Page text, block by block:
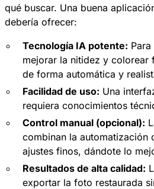
qué buscar. Una buena
debería ofrecer:
Tecnología IA potente:
mejorar la nitidez y colorear
de forma automática y
Facilidad de uso: Una
requiera conocimientos
Control manual (opcional):
combinan la automatización
ajustes finos, dándote lo
Resultados de alta calidad:
exportar la foto restaurada